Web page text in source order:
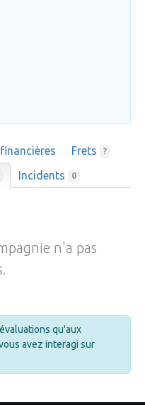
Frets ?
Incidents 0
n'a pas
qu'aux
avez interagi sur